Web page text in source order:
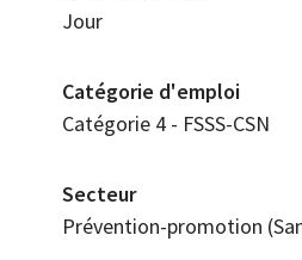
Jour
Catégorie d'emploi
Catégorie 4 - FSSS-CSN
Secteur
Prévention-promotion